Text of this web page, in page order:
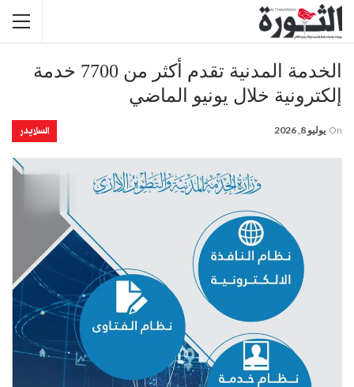
الخدمة المدنية تقدم أكثر من 7700 خدمة
إلكترونية خلال يونيو الماضي
السلايدر On يوليو 8, 2026